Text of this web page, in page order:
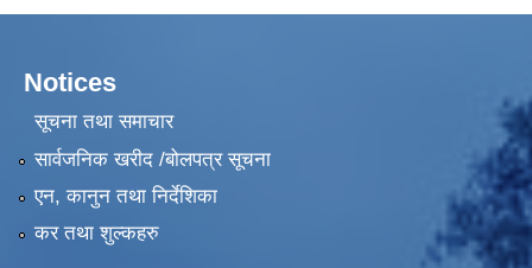
Notices
सूचना तथा समाचार
सार्वजनिक खरीद /बोलपत्र सूचना
एन, कानुन तथा निर्देशिका
कर तथा शुल्कहरु